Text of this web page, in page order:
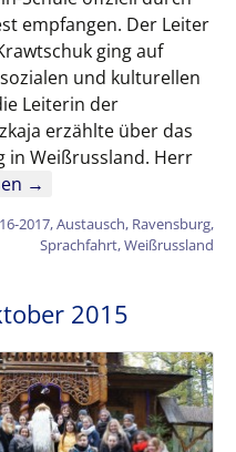
empfangen. Der Leiter
ging auf
und kulturellen
Leiterin der
erzählte über das
in Weißrussland. Herr
in Brest
→
2017,Austausch, Ravensburg,
Sprachfahrt,Weißrussland
2015